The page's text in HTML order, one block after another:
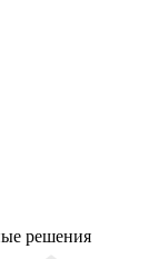
решения